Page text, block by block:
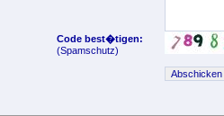
Code best�tigen:
(Spamschutz)